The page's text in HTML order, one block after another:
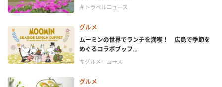
＃トラベルニュース
グルメ
ムーミンの世界でランチを満喫！ 広島で季節を
めぐるコラボブッフ...
＃グルメニュース
グルメ